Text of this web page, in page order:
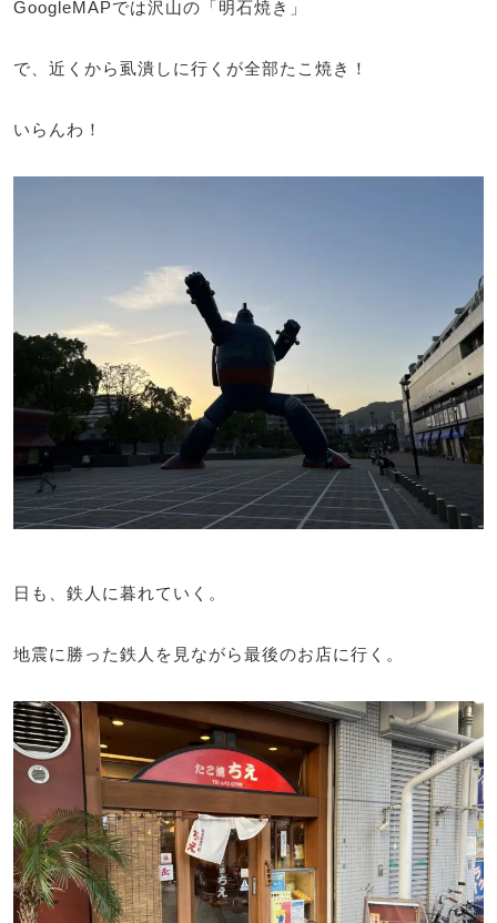
GoogleMAPでは沢山の「明石焼き」
で、近くから虱潰しに行くが全部たこ焼き！
いらんわ！
日も、鉄人に暮れていく。
地震に勝った鉄人を見ながら最後のお店に行く。